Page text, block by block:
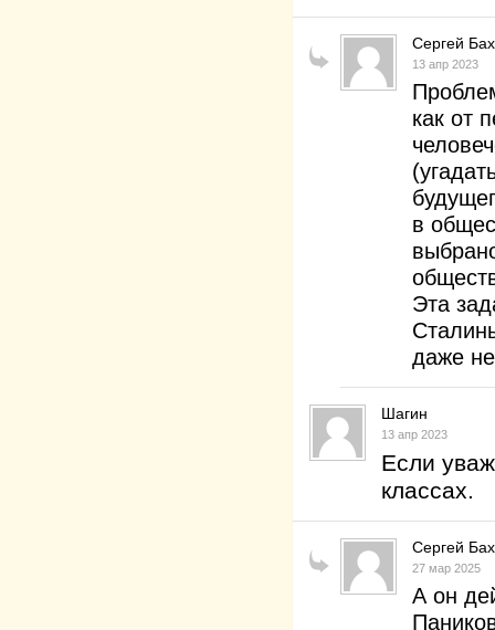
Сергей
13 апр 2023
как от
в
Эта
даже
Шагин
13 апр 2023
Если
классах.
Сергей
27 мар 2025
А он